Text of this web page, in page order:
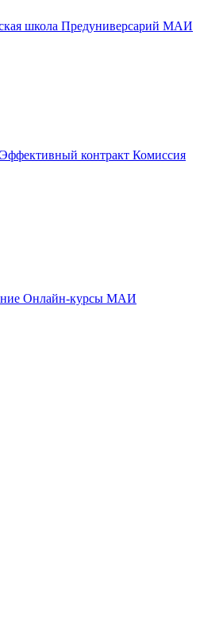
школа Предуниверсарий МАИ
Эффективный контракт Комиссия
Онлайн-курсы МАИ